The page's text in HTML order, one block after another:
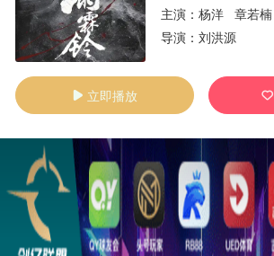
主演： 杨洋 章若楠
导演： 刘洪源
 立即播放 